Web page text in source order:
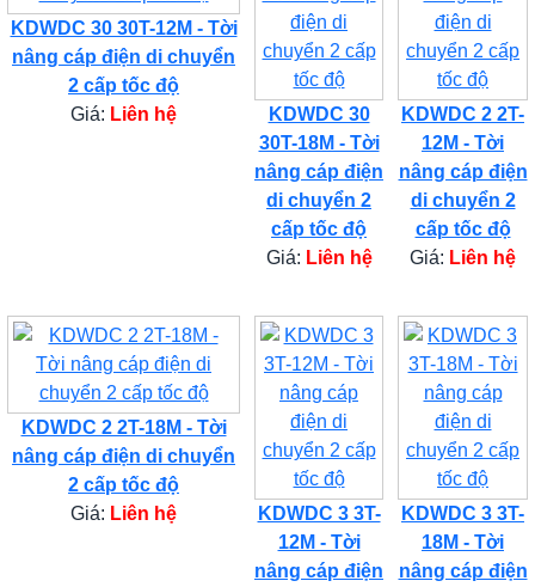
KDWDC 30 30T-12M - Tời
nâng cáp điện di chuyển
2 cấp tốc độ
Giá: Liên hệ
KDWDC 30
30T-18M - Tời
nâng cáp điện
di chuyển 2
cấp tốc độ
Giá: Liên hệ
KDWDC 2 2T-
12M - Tời
nâng cáp điện
di chuyển 2
cấp tốc độ
Giá: Liên hệ
KDWDC 2 2T-18M - Tời
nâng cáp điện di chuyển
2 cấp tốc độ
Giá: Liên hệ
KDWDC 3 3T-
12M - Tời
nâng cáp điện
KDWDC 3 3T-
18M - Tời
nâng cáp điện